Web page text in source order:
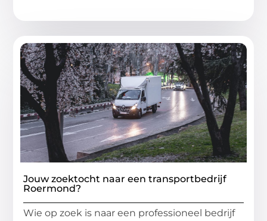
Jouw zoektocht naar een transportbedrijf
Roermond?
Wie op zoek is naar een professioneel bedrijf